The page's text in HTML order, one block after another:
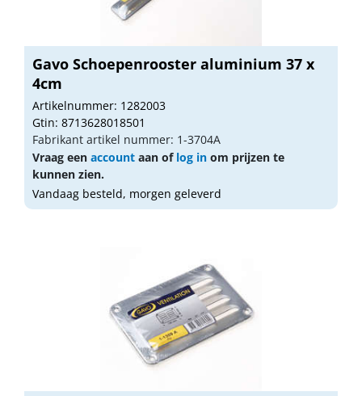
Gavo Schoepenrooster aluminium 37 x
4cm
Artikelnummer: 1282003
Gtin: 8713628018501
Fabrikant artikel nummer: 1-3704A
Vraag een account aan of log in om prijzen te
kunnen zien.
Vandaag besteld, morgen geleverd